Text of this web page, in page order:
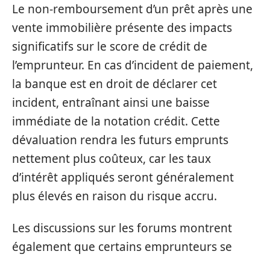
Le non-remboursement d’un prêt après une
vente immobilière présente des impacts
significatifs sur le score de crédit de
l’emprunteur. En cas d’incident de paiement,
la banque est en droit de déclarer cet
incident, entraînant ainsi une baisse
immédiate de la notation crédit. Cette
dévaluation rendra les futurs emprunts
nettement plus coûteux, car les taux
d’intérêt appliqués seront généralement
plus élevés en raison du risque accru.
Les discussions sur les forums montrent
également que certains emprunteurs se